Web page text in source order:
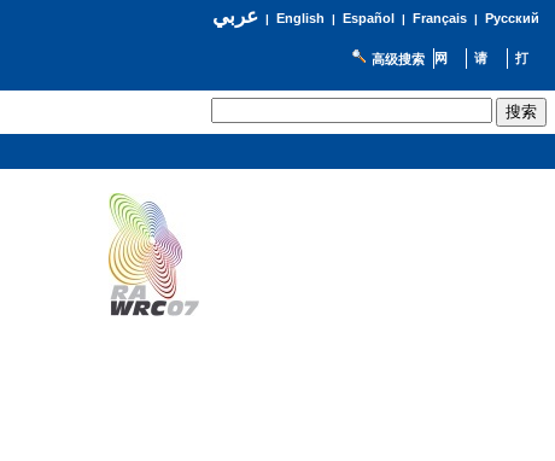
عربي| English | Español | Français| Русский
高级搜索